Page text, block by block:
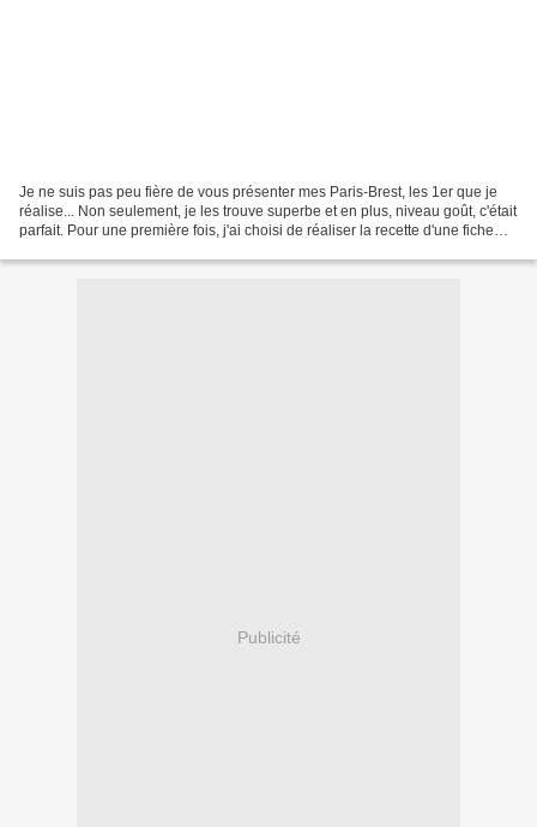
Je ne suis pas peu fière de vous présenter mes Paris-Brest, les 1er que je
réalise... Non seulement, je les trouve superbe et en plus, niveau goût, c'était
parfait. Pour une première fois, j'ai choisi de réaliser la recette d'une fiche
Publicité